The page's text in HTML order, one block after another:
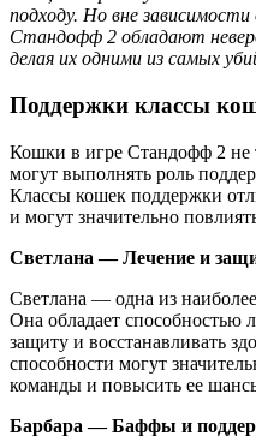
подходу. Но вне
Стандофф 2 обладают
делая их одними из самых
Поддержки классы
Кошки в игре Стандофф 2
могут выполнять роль
Классы кошек поддержки
и могут значительно
Светлана — Лечение и
Светлана — одна из
Она обладает способностью
защиту и восстанавливать
способности могут
команды и повысить ее
Барбара — Баффы и